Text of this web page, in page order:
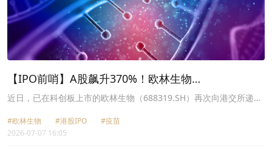
【IPO前哨】A股飙升370%！欧林生物
（688319.SH）再冲港股，业绩依赖大单品
近日，已在科创板上市的欧林生物（688319.SH）再次向港交所递交
#欧林生物 #港股IPO
#疫苗
2026-07-07 16:05